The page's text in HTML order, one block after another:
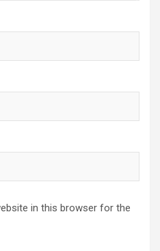
in this browser for the